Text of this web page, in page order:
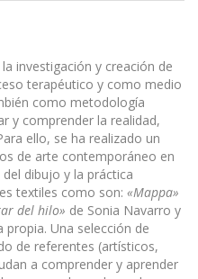
investigación y creación de
terapéutico y como medio
como metodología
y comprender la realidad,
ello, se ha realizado un
de arte contemporáneo en
dibujo y la práctica
textiles como son: «Mappa»
del hilo» de Sonia Navarro y
propia. Una selección de
de referentes (artísticos,
a comprender y aprender